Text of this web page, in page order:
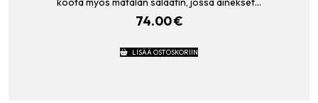
74.00€
LISÄÄ OSTOSKORIIN